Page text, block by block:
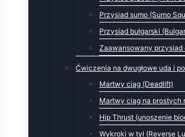
Przysiad sumo (Sumo
Przysiad bułgarski
Zaawansowany przysiad
Ćwiczenia na dwugłowe uda i
Martwy ciąg (Deadlift)
Martwy ciąg na prostych
Hip Thrust (unoszenie
Wykroki w tył (Reverse